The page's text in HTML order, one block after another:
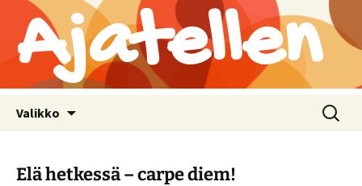
Ajatellen
Valikko Haku:
Elä hetkessä – carpe diem!